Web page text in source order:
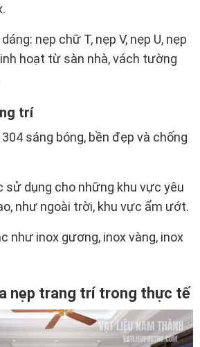
nẹp chữ T, nẹp V, nẹp U, nẹp
hoạt từ sàn nhà, vách tường
trí
sáng bóng, bền đẹp và chống
dụng cho những khu vực yêu
như ngoài trời, khu vực ẩm ướt.
như inox gương, inox vàng, inox
nẹp trang trí trong thực tế